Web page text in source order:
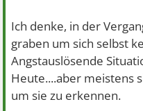
Ich denke, in der
graben um sich selbst
Angstauslösende
Heute....aber meistens
um sie zu erkennen.